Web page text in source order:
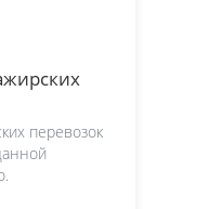
перевозок